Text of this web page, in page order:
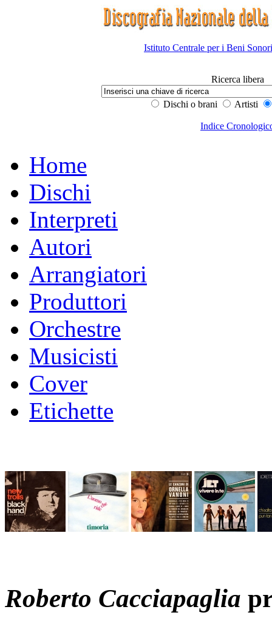
Istituto Centrale per i Beni
Ricerca libera
Dischi o brani Artisti
Indice
Home
Dischi
Interpreti
Autori
Arrangiatori
Produttori
Orchestre
Musicisti
Cover
Etichette
Roberto Cacciapaglia